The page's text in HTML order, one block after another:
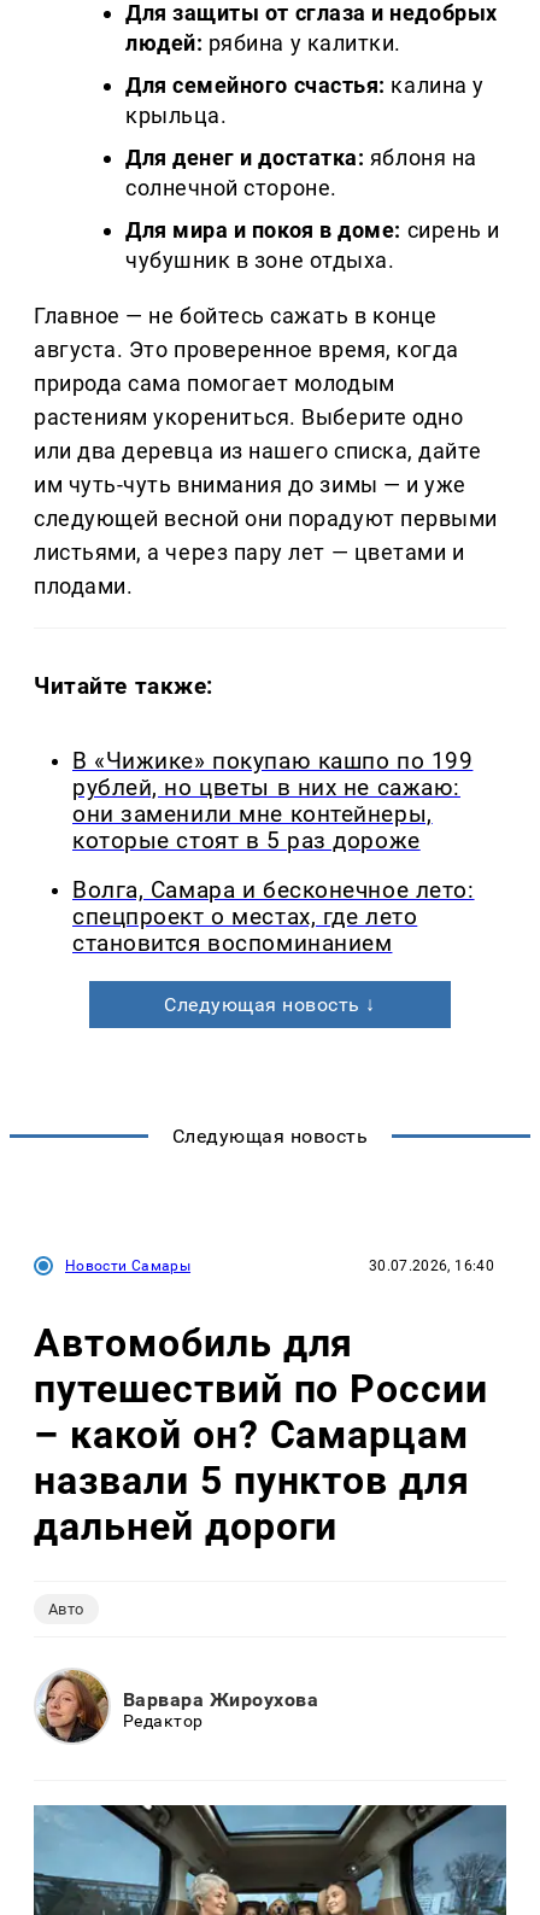
Для защиты от сглаза и недобрых
людей: рябина у калитки.
Для семейного счастья: калина у
крыльца.
Для денег и достатка: яблоня на
солнечной стороне.
Для мира и покоя в доме: сирень и
чубушник в зоне отдыха.
Главное — не бойтесь сажать в конце
августа. Это проверенное время, когда
природа сама помогает молодым
растениям укорениться. Выберите одно
или два деревца из нашего списка, дайте
им чуть-чуть внимания до зимы — и уже
следующей весной они порадуют первыми
листьями, а через пару лет — цветами и
плодами.
Читайте также:
В «Чижике» покупаю кашпо по 199
рублей, но цветы в них не сажаю:
они заменили мне контейнеры,
которые стоят в 5 раз дороже
Волга, Самара и бесконечное лето:
спецпроект о местах, где лето
становится воспоминанием
Следующая новость ↓
Следующая новость
Новости Самары 30.07.2026, 16:40
Автомобиль для
путешествий по России
– какой он? Самарцам
назвали 5 пунктов для
дальней дороги
Авто
Варвара Жироухова
Редактор